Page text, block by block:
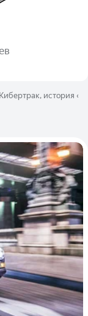
история